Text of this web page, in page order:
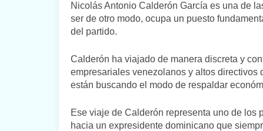
Nicolás Antonio Calderón García es una de
ser de otro modo, ocupa un puesto
del partido.
Calderón ha viajado de manera discreta y
empresariales venezolanos y altos
están buscando el modo de respaldar
Ese viaje de Calderón representa uno de los
hacia un expresidente dominicano que